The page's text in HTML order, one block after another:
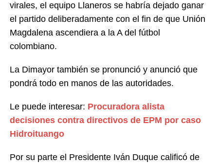
virales, el equipo Llaneros se habría dejado ganar
el partido deliberadamente con el fin de que Unión
Magdalena ascendiera a la A del fútbol
colombiano.
La Dimayor también se pronunció y anunció que
pondrá todo en manos de las autoridades.
Le puede interesar: Procuradora alista
decisiones contra directivos de EPM por caso
Hidroituango
Por su parte el Presidente Iván Duque calificó de